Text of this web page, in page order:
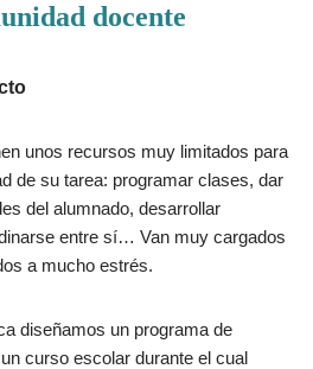
docente
unos recursos muy limitados para
de su tarea: programar clases, dar
del alumnado, desarrollar
entre sí… Van muy cargados
a mucho estrés.
diseñamos un programa de
curso escolar durante el cual